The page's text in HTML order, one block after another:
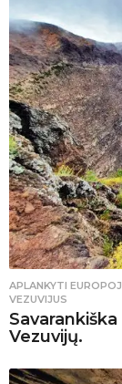
APLANKYTI
VEZUVIJUS
Vezuvijų.